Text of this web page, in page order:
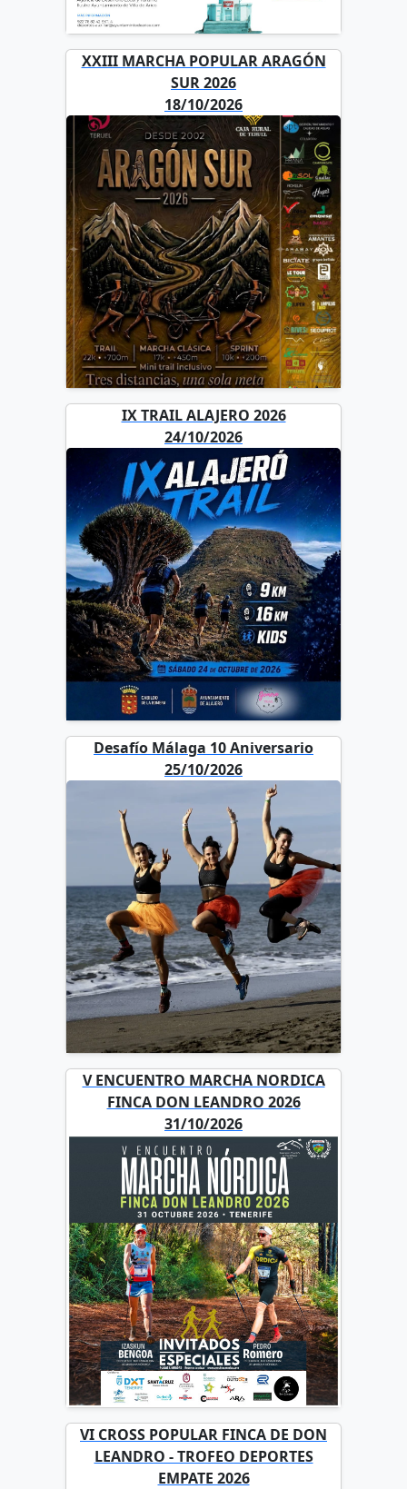
XXIII MARCHA POPULAR ARAGÓN
SUR 2026
18/10/2026
IX TRAIL ALAJERO 2026
24/10/2026
Desafío Málaga 10 Aniversario
25/10/2026
V ENCUENTRO MARCHA NORDICA
FINCA DON LEANDRO 2026
31/10/2026
VI CROSS POPULAR FINCA DE DON
LEANDRO - TROFEO DEPORTES
EMPATE 2026